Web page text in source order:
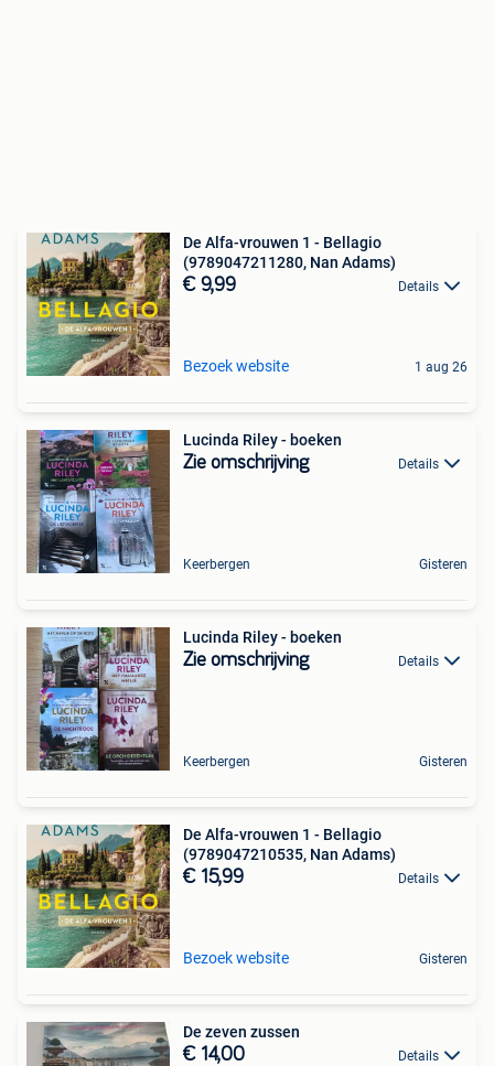
De Alfa-vrouwen 1 - Bellagio
(9789047211280, Nan Adams)
€ 9,99 Details
Bezoek website 1 aug 26
Lucinda Riley - boeken
Zie omschrijving Details
Keerbergen Gisteren
Lucinda Riley - boeken
Zie omschrijving Details
Keerbergen Gisteren
De Alfa-vrouwen 1 - Bellagio
(9789047210535, Nan Adams)
€ 15,99 Details
Bezoek website Gisteren
De zeven zussen
€ 14,00 Details